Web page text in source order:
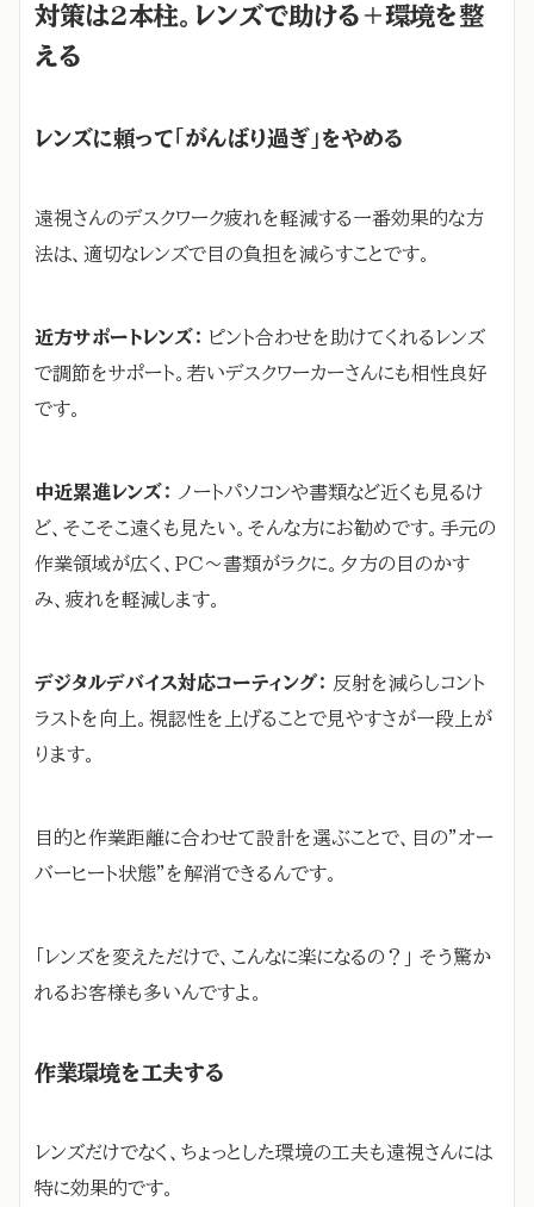
対策は2本柱。レンズで助ける＋環境を整
える
レンズに頼って「がんばり過ぎ」をやめる
遠視さんのデスクワーク疲れを軽減する一番効果的な方
法は、適切なレンズで目の負担を減らすことです。
近方サポートレンズ： ピント合わせを助けてくれるレンズ
で調節をサポート。若いデスクワーカーさんにも相性良好
です。
中近累進レンズ：
ノートパソコンや書類など近くも見るけ
ど、そこそこ遠くも見たい。そんな方にお勧めです。手元の
作業領域が広く、PC～書類がラクに。夕方の目のかす
み、疲れを軽減します。
デジタルデバイス対応コーティング： 反射を減らしコント
ラストを向上。視認性を上げることで見やすさが一段上が
ります。
目的と作業距離に合わせて設計を選ぶことで、目の”オー
バーヒート状態”を解消できるんです。
「レンズを変えただけで、こんなに楽になるの？」 そう驚か
れるお客様も多いんですよ。
作業環境を工夫する
レンズだけでなく、ちょっとした環境の工夫も遠視さんには
特に効果的です。